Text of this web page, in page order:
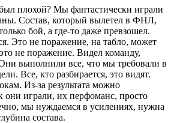
плохой? Мы фантастически играли
Состав, который вылетел в ФНЛ,
бой, а где‑то даже превзошел.
Это не поражение, на табло, может
не поражение. Видел команду,
Они выполнили все, что мы требовали в
Все, кто разбирается, это видят.
Из‑за результата можно
они играли, их перфоманс, просто
мы нуждаемся в усилениях, нужна
состава.